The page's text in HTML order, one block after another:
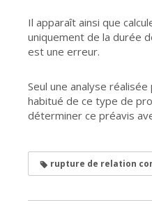
Il apparaît ainsi que
uniquement de la durée
est une erreur.
Seul une analyse
habitué de ce type de
déterminer ce préavis
rupture de relation